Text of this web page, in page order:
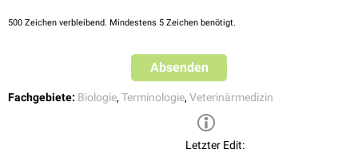
500 Zeichen verbleibend. Mindestens 5 Zeichen benötigt.
Absenden
Fachgebiete: Biologie, Terminologie, Veterinärmedizin
Letzter Edit: